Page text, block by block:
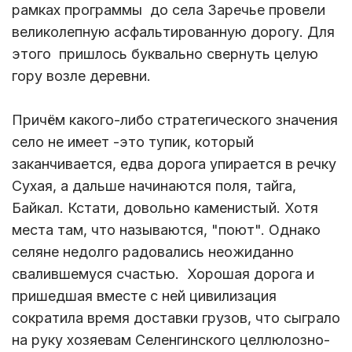
рамках программы до села Заречье провели
великолепную асфальтированную дорогу. Для
этого пришлось буквально свернуть целую
гору возле деревни.
Причём какого-либо стратегического значения
село не имеет -это тупик, который
заканчивается, едва дорога упирается в речку
Сухая, а дальше начинаются поля, тайга,
Байкал. Кстати, довольно каменистый. Хотя
места там, что называются, "поют". Однако
селяне недолго радовались неожиданно
свалившемуся счастью. Хорошая дорога и
пришедшая вместе с ней цивилизация
сократила время доставки грузов, что сыграло
на руку хозяевам Селенгинского целлюлозно-